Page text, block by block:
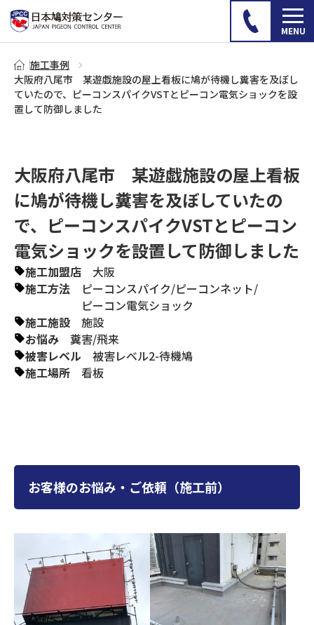
施工事例
大阪府八尾市 某遊戯施設の屋上看板に鳩が待機し糞害を及ぼし
ていたので、ピーコンスパイクVSTとピーコン電気ショックを設
置して防御しました
大阪府八尾市 某遊戯施設の屋上看板
に鳩が待機し糞害を及ぼしていたの
で、ピーコンスパイクVSTとピーコン
電気ショックを設置して防御しました
施工加盟店
大阪
施工方法
ピーコンスパイク/ピーコンネット/
ピーコン電気ショック
施工施設
施設
お悩み
糞害/飛来
被害レベル
被害レベル2-待機鳩
施工場所
看板
お客様のお悩み・ご依頼（施工前）